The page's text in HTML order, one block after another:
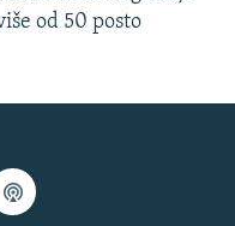
od 50 posto